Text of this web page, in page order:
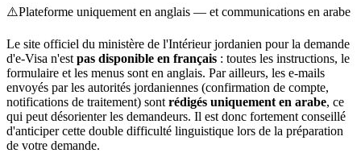
⚠️Plateforme uniquement en anglais — et communications en arabe
Le site officiel du ministère de l'Intérieur jordanien pour la demande
d'e-Visa n'est pas disponible en français : toutes les instructions, le
formulaire et les menus sont en anglais. Par ailleurs, les e-mails
envoyés par les autorités jordaniennes (confirmation de compte,
notifications de traitement) sont rédigés uniquement en arabe, ce
qui peut désorienter les demandeurs. Il est donc fortement conseillé
d'anticiper cette double difficulté linguistique lors de la préparation
de votre demande.